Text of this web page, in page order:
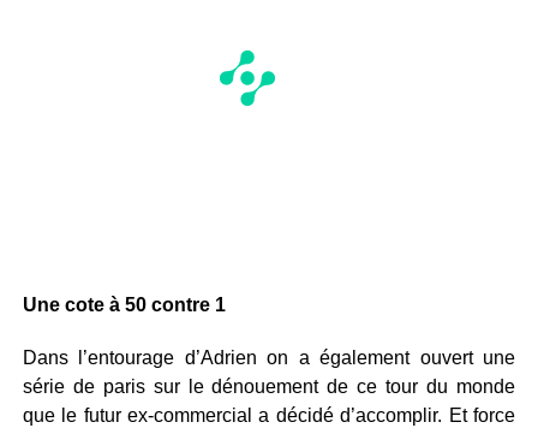
Une cote à 50 contre 1
Dans l’entourage d’Adrien on a également ouvert une
série de paris sur le dénouement de ce tour du monde
que le futur ex-commercial a décidé d’accomplir. Et force